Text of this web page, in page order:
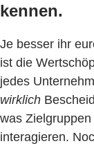
kennen.
Je besser ihr
ist die
jedes
wirklich
was
interagieren.